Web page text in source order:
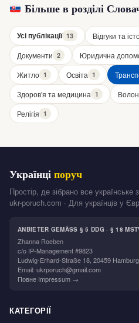
Більше в розділі
Усі публікації 13 Відгуки та
Документи 2 Юридична
Житло 1 Освіта 1
Здоров'я та медицина 1
Релігія 1
Українціпоруч
Простір, де зібрано все українське
ukr-poruch.com · Для українців у
ANBIETER GEMÄSS § 5 DDG · § 18 MSTV
Zhanna Roeben
c/o IP-Management #9823
Ludwig-Erhard-Straße 18, 20459 Hamburg
Email: ukrporuch@gmail.com
Повне Impressum →
КАТЕГОРІЇ